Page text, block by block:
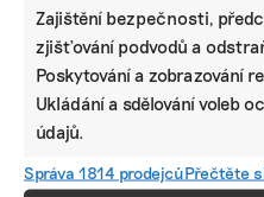
Zajištění bezpečnosti,
zjišťování podvodů a
Poskytování a zobrazování
Ukládání a sdělování voleb
údajů.
Správa 1814 prodejcůPřečtěte
MARTINA
Martina začínala s
v MF Dnes, psala pro E15 či
zatoužila po větší
plave s ploutvemi i bez nich a